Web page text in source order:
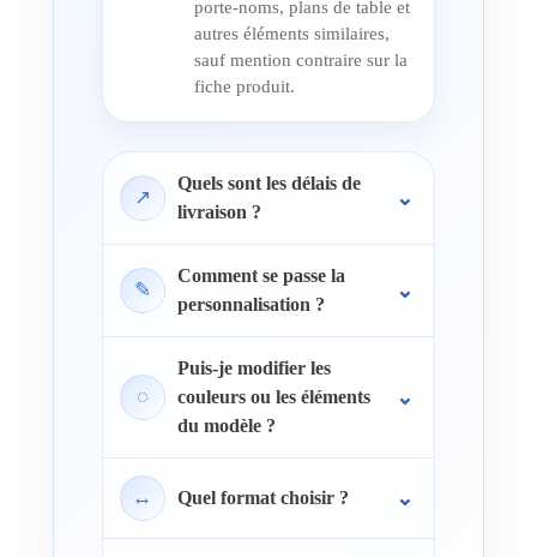
porte-noms, plans de table et
autres éléments similaires,
sauf mention contraire sur la
fiche produit.
↗
Quels sont les délais de
livraison ?
✎
Comment se passe la
personnalisation ?
◌
Puis-je modifier les
couleurs ou les éléments
du modèle ?
↔ Quel format choisir ?